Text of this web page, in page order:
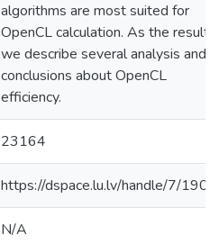
algorithms are most suited for
OpenCL calculation. As the result,
we describe several analysis and
conclusions about OpenCL
efficiency.
23164
https://dspace.lu.lv/handle/7/
N/A